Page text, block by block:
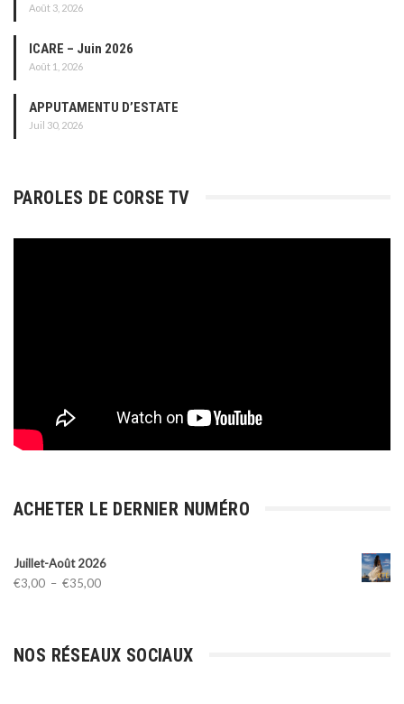
Août 3, 2026
ICARE – Juin 2026
Août 1, 2026
APPUTAMENTU D’ESTATE
Juil 30, 2026
PAROLES DE CORSE TV
ACHETER LE DERNIER NUMÉRO
Juillet-Août 2026
€3,00 – €35,00Plage
à
NOS RÉSEAUX SOCIAUX